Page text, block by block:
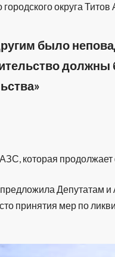
округа Титов
было
должны
которая
Депутатам
принятия мер по